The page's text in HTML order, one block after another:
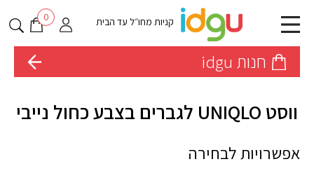
קניות מחו״ל עד הבית 0
חנות idgu
ווסט UNIQLO לגברים בצבע כחול נייבי
אפשרויות לבחירה